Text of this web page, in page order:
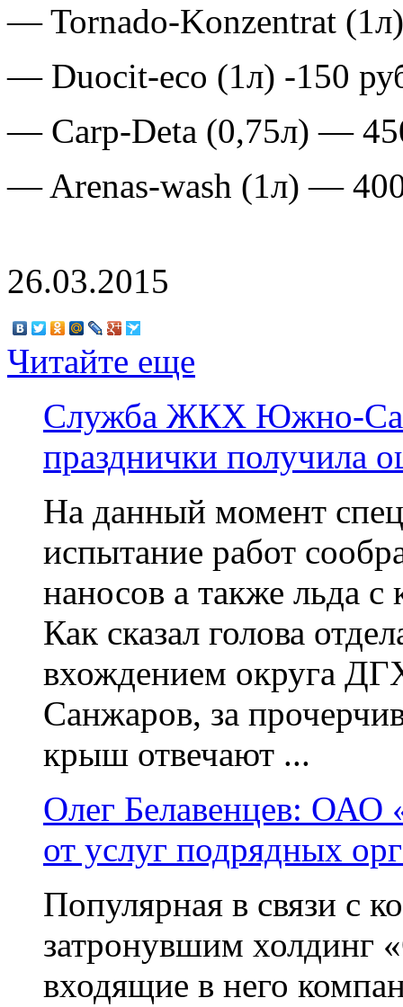
— Tornado-Konzentrat
— Duocit-eco (1л) -150
— Carp-Deta (0,75л) —
— Arenas-wash (1л) —
26.03.2015
Читайте еще
Служба ЖКХ Южно-
празднички получила
На данный момент
испытание работ
наносов а также льда с
Как сказал голова
вхождением округа
Санжаров, за
крыш отвечают ...
Олег Белавенцев: ОАО
от услуг подрядных
Популярная в связи с
затронувшим холдинг
входящие в него